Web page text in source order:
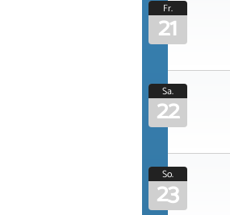
Fr.
21
Sa.
22
So.
23